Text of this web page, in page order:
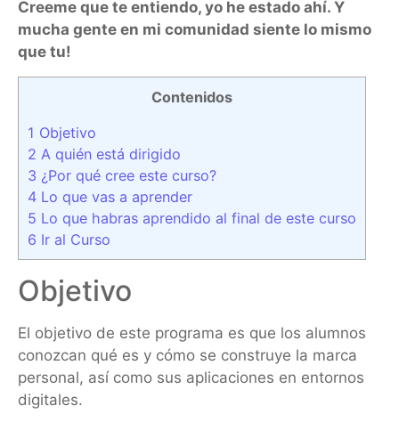
Creeme que te entiendo, yo he estado ahí. Y
mucha gente en mi comunidad siente lo mismo
que tu!
Contenidos
1 Objetivo
2 A quién está dirigido
3 ¿Por qué cree este curso?
4 Lo que vas a aprender
5 Lo que habras aprendido al final de este curso
6 Ir al Curso
Objetivo
El objetivo de este programa es que los alumnos
conozcan qué es y cómo se construye la marca
personal, así como sus aplicaciones en entornos
digitales.